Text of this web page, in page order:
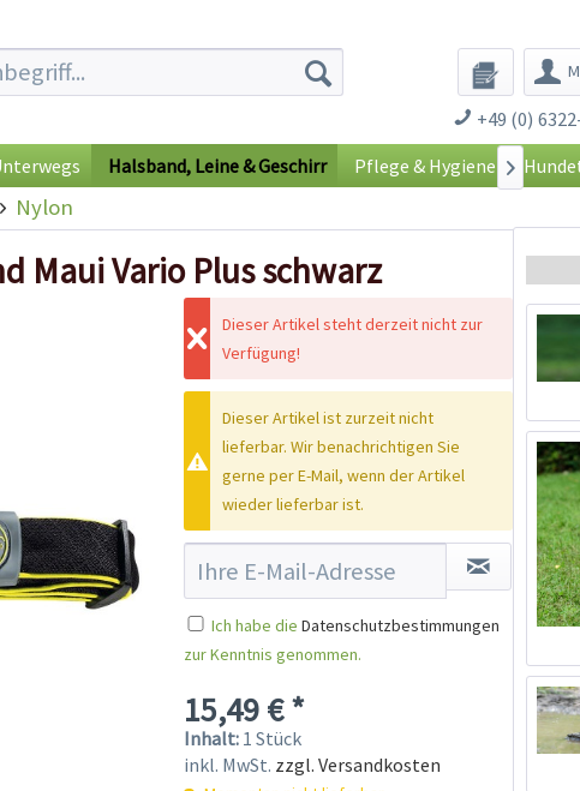
+49 (0)
Halsband, Leine & Geschirr Pflege & Hygiene 
Nylon
Maui Vario Plus schwarz
Dieser Artikel steht derzeit nicht zur
Verfügung!
Dieser Artikel ist zurzeit nicht
lieferbar. Wir benachrichtigen Sie
gerne per E-Mail, wenn der Artikel
wieder lieferbar ist.
Ich habe die Datenschutzbestimmungen
zur Kenntnis genommen.
15,49 € *
Inhalt: 1 Stück
inkl. MwSt. zzgl. Versandkosten